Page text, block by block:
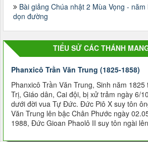
Bài giảng Chúa nhật 2 Mùa Vọng -
dọn đường
TIỂU SỬ CÁC THÁNH
Phanxicô Trần Văn Trung (1825-1858)
Phanxicô Trần Văn Trung, Sinh năm 1825
Trị, Giáo dân, Cai đội, bị xử trảm ngày 6/
dưới đời vua Tự Ðức. Đức Piô X suy tôn
Văn Trung lên bậc Chân Phước ngày
1988, Đức Gioan Phaolô II suy tôn ngài